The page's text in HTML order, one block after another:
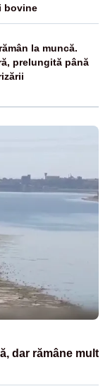
bovine
la muncă.
prelungită până
dar rămâne mult